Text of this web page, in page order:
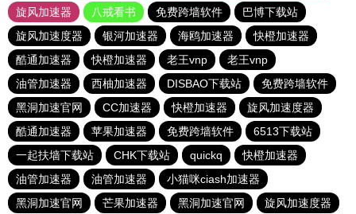
旋风加速器
八戒看书 免费跨墙软件
巴博下载站
旋风加速度器
银河加速器 海鸥加速器
快橙加速器
酷通加速器
快橙加速器 老王vnp
老王vnp
油管加速器
西柚加速器 DISBAO下载站
免费跨墙软件
黑洞加速官网
CC加速器 快橙加速器
旋风加速度器
酷通加速器
苹果加速器 免费跨墙软件
6513下载站
一起扶墙下载站
CHK下载站 quickq
快橙加速器
油管加速器
油管加速器
小猫咪ciash加速器
黑洞加速官网
芒果加速器 黑洞加速官网 旋风加速度器